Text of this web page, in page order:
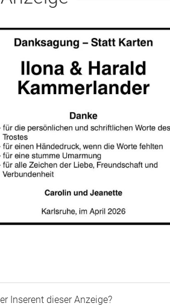
Inserent dieser Anzeige?